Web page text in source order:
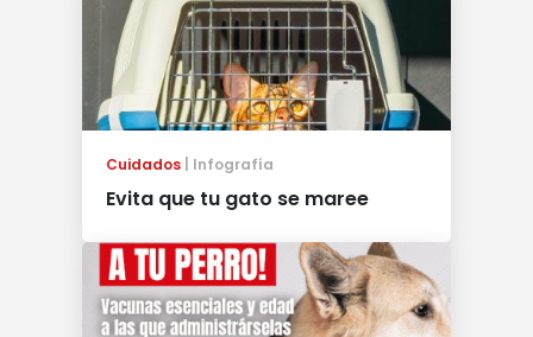
Cuidados Infografía
Evita que tu gato se maree